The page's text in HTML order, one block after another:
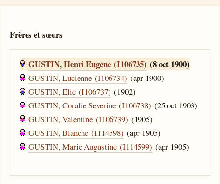
Frères et sœurs
GUSTIN, Henri Eugene (I106735) (8 oct 1900)
GUSTIN, Lucienne (I106734) (apr 1900)
GUSTIN, Elie (I106737) (1902)
GUSTIN, Coralie Severine (I106738) (25 oct 1903)
GUSTIN, Valentine (I106739) (1905)
GUSTIN, Blanche (I114598) (apr 1905)
GUSTIN, Marie Augustine (I114599) (apr 1905)